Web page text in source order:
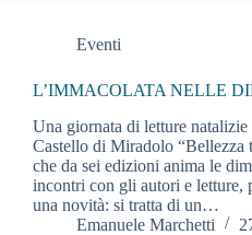
Eventi
L’IMMACOLATA NELLE
Una giornata di letture
Castello di Miradolo “Bellezza
che da sei edizioni anima le
incontri con gli autori e letture,
una novità: si tratta di un…
Emanuele Marchetti